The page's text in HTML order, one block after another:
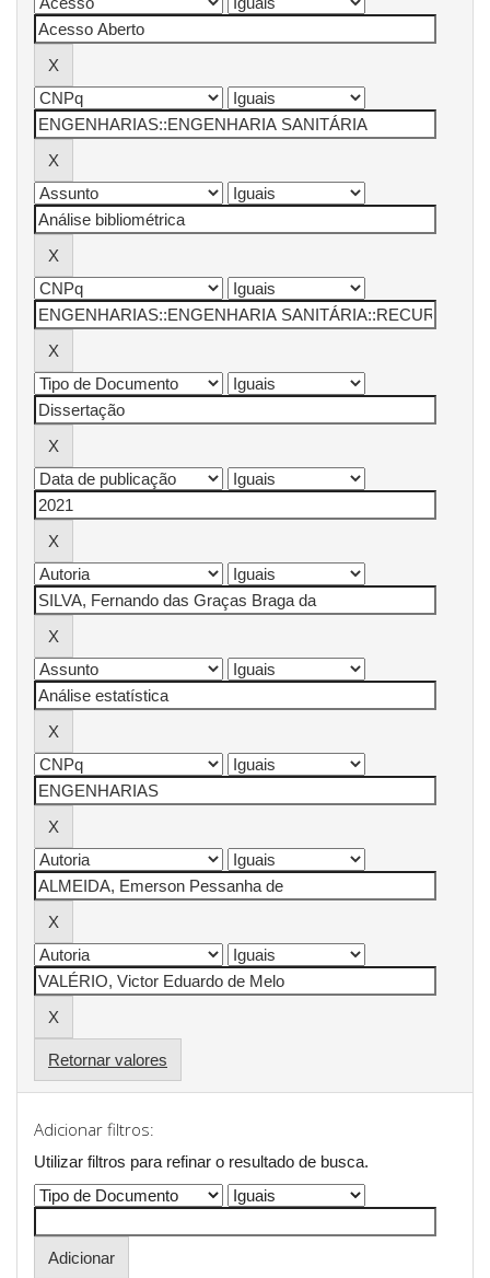
Retornar valores
Adicionar filtros:
Utilizar filtros para refinar o resultado de busca.